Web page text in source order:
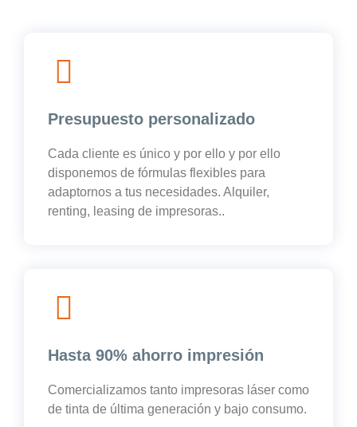
Presupuesto personalizado
Cada cliente es único y por ello y por ello
disponemos de fórmulas flexibles para
adaptornos a tus necesidades. Alquiler,
renting, leasing de impresoras..
Hasta 90% ahorro impresión
Comercializamos tanto impresoras láser como
de tinta de última generación y bajo consumo.